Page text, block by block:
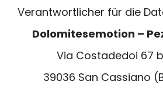
Verantwortlicher für die
Dolomitesemotion –
Via Costadedoi 67
39036 San Cassiano